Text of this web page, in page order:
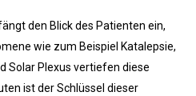
den Blick des Patienten ein,
wie zum Beispiel Katalepsie,
Solar Plexus vertiefen diese
ist der Schlüssel dieser